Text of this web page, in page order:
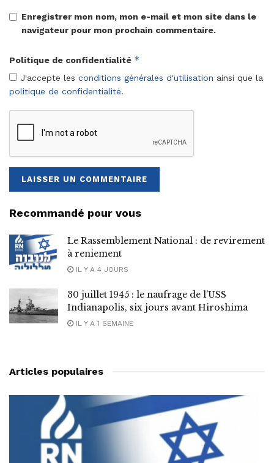
Enregistrer mon nom, mon e-mail et mon site dans le
navigateur pour mon prochain commentaire.
Politique de confidentialité *
J'accepte les conditions générales d'utilisation ainsi que la
politique de confidentialité.
Recommandé pour vous
Le Rassemblement National : de revirement
à reniement
IL Y A 4 JOURS
30 juillet 1945 : le naufrage de l’USS
Indianapolis, six jours avant Hiroshima
IL Y A 1 SEMAINE
Articles populaires